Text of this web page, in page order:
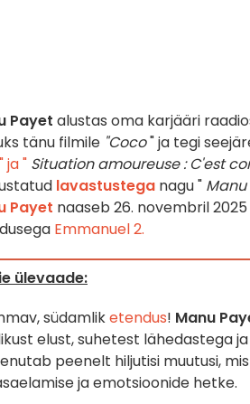
Payet alustas oma karjääri
tänu filmile "Coco" ja tegi
ja " Situation amoureuse : C'est
lavastustega nagu "
Payet naaseb 26. novembril
Emmanuel 2.
ülevaade:
südamliketendus! Manu
elust, suhetest lähedastega
peenelt hiljutisi muutusi,
ja emotsioonide hetke.